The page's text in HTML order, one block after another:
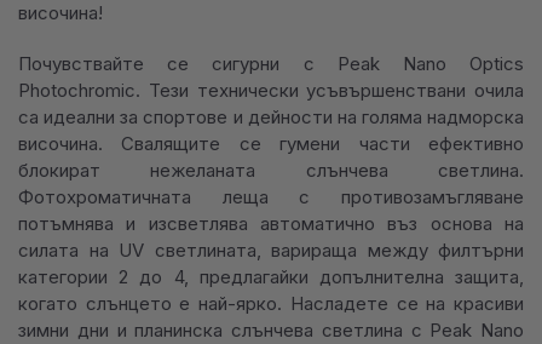
височина!
Почувствайте се сигурни с Peak Nano Optics
Photochromic. Тези технически усъвършенствани очила
са идеални за спортове и дейности на голяма надморска
височина. Свалящите се гумени части ефективно
блокират нежеланата слънчева светлина.
Фотохроматичната леща с противозамъгляване
потъмнява и изсветлява автоматично въз основа на
силата на UV светлината, варираща между филтърни
категории 2 до 4, предлагайки допълнителна защита,
когато слънцето е най-ярко. Насладете се на красиви
зимни дни и планинска слънчева светлина с Peak Nano